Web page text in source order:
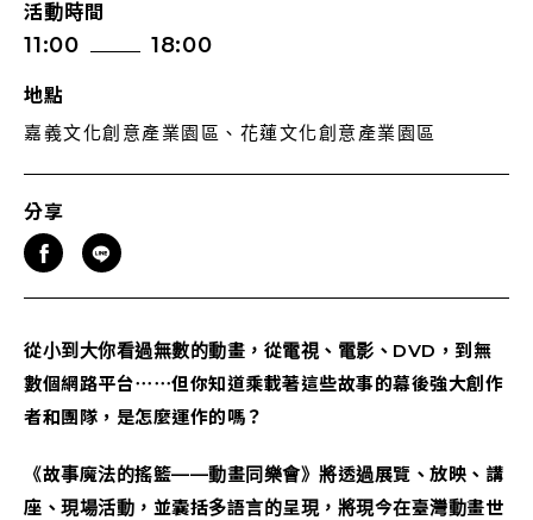
活動時間
11:00 18:00
地點
嘉義文化創意產業園區、花蓮文化創意產業園區
分享
從小到大你看過無數的動畫，從電視、電影、DVD，到無
數個網路平台⋯⋯但你知道乘載著這些故事的幕後強大創作
者和團隊，是怎麼運作的嗎？
《故事魔法的搖籃——動畫同樂會》將透過展覽、放映、講
座、現場活動，並囊括多語言的呈現，將現今在臺灣動畫世